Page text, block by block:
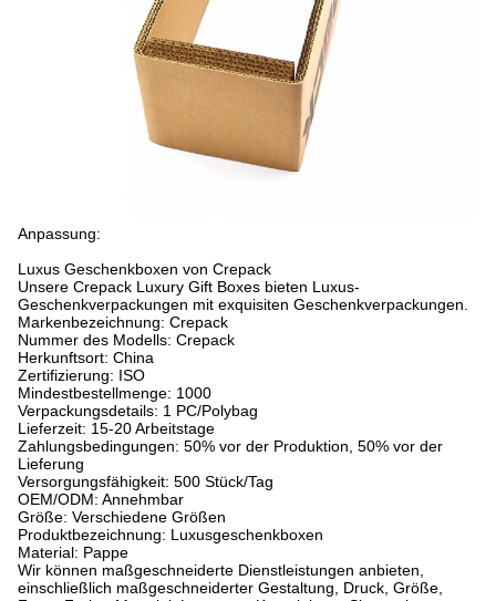
Anpassung:
Luxus Geschenkboxen von Crepack
Unsere Crepack Luxury Gift Boxes bieten Luxus-
Geschenkverpackungen mit exquisiten Geschenkverpackungen.
Markenbezeichnung: Crepack
Nummer des Modells: Crepack
Herkunftsort: China
Zertifizierung: ISO
Mindestbestellmenge: 1000
Verpackungsdetails: 1 PC/Polybag
Lieferzeit: 15-20 Arbeitstage
Zahlungsbedingungen: 50% vor der Produktion, 50% vor der
Lieferung
Versorgungsfähigkeit: 500 Stück/Tag
OEM/ODM: Annehmbar
Größe: Verschiedene Größen
Produktbezeichnung: Luxusgeschenkboxen
Material: Pappe
Wir können maßgeschneiderte Dienstleistungen anbieten,
einschließlich maßgeschneiderter Gestaltung, Druck, Größe,